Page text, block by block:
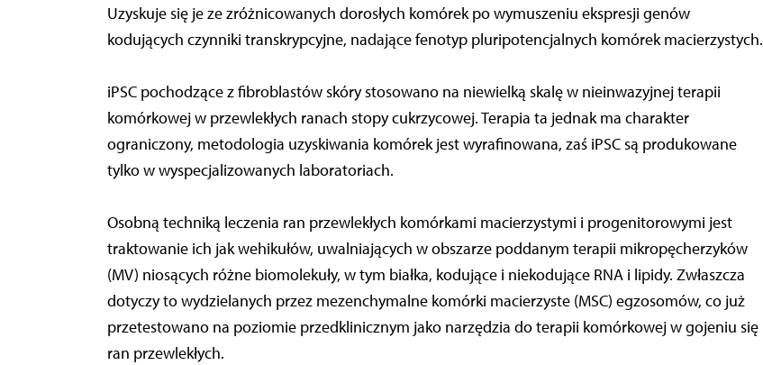
Uzyskuje się je ze zróżnicowanych dorosłych komórek po wymuszeniu ekspresji genów
kodujących czynniki transkrypcyjne, nadające fenotyp pluripotencjalnych komórek macierzystych.
iPSC pochodzące z fibroblastów skóry stosowano na niewielką skalę w nieinwazyjnej terapii
komórkowej w przewlekłych ranach stopy cukrzycowej. Terapia ta jednak ma charakter
ograniczony, metodologia uzyskiwania komórek jest wyrafinowana, zaś iPSC są produkowane
tylko w wyspecjalizowanych laboratoriach.
Osobną techniką leczenia ran przewlekłych komórkami macierzystymi i progenitorowymi jest
traktowanie ich jak wehikułów, uwalniających w obszarze poddanym terapii mikropęcherzyków
(MV) niosących różne biomolekuły, w tym białka, kodujące i niekodujące RNA i lipidy. Zwłaszcza
dotyczy to wydzielanych przez mezenchymalne komórki macierzyste (MSC) egzosomów, co już
przetestowano na poziomie przedklinicznym jako narzędzia do terapii komórkowej w gojeniu się
ran przewlekłych.